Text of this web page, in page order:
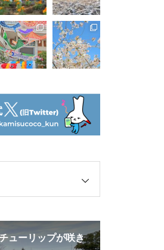
息栖神社参道に「息栖にぎわいテラ